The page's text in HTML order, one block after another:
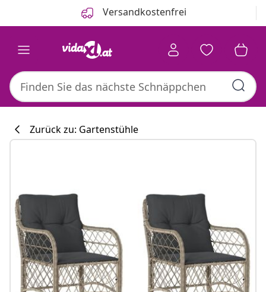
Versandkostenfrei
#sharemevidaxl
Zurück zu: Gartenstühle